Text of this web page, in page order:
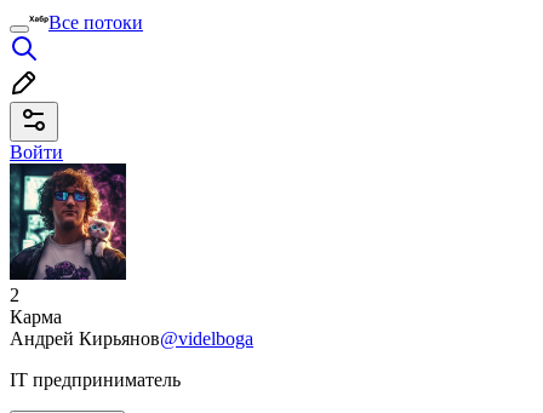
Все потоки
Войти
2
Карма
Андрей Кирьянов@videlboga
IT предприниматель